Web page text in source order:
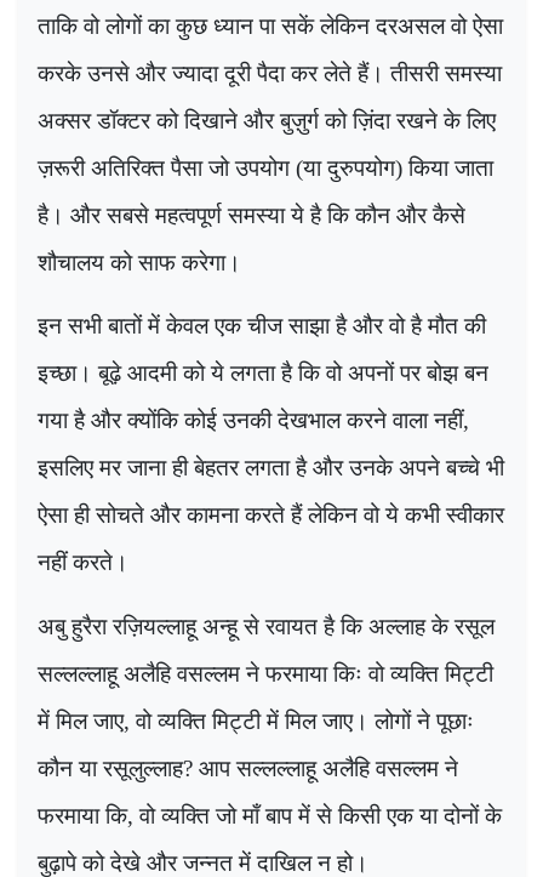
ताकि वो लोगों का कुछ ध्यान पा सकें लेकिन दरअसल वो ऐसा
करके उनसे और ज्यादा दूरी पैदा कर लेते हैं। तीसरी समस्या
अक्सर डॉक्टर को दिखाने और बुज़ुर्ग को ज़िंदा रखने के लिए
ज़रूरी अतिरिक्त पैसा जो उपयोग (या दुरुपयोग) किया जाता
है। और सबसे महत्वपूर्ण समस्या ये है कि कौन और कैसे
शौचालय को साफ करेगा।
इन सभी बातों में केवल एक चीज साझा है और वो है मौत की
इच्छा। बूढ़े आदमी को ये लगता है कि वो अपनों पर बोझ बन
गया है और क्योंकि कोई उनकी देखभाल करने वाला नहीं,
इसलिए मर जाना ही बेहतर लगता है और उनके अपने बच्चे भी
ऐसा ही सोचते और कामना करते हैं लेकिन वो ये कभी स्वीकार
नहीं करते।
अबु हुरैरा रज़ियल्लाहू अन्हू से रवायत है कि अल्लाह के रसूल
सल्लल्लाहू अलैहि वसल्लम ने फरमाया किः वो व्यक्ति मिट्टी
में मिल जाए, वो व्यक्ति मिट्टी में मिल जाए। लोगों ने पूछाः
कौन या रसूलुल्लाह? आप सल्लल्लाहू अलैहि वसल्लम ने
फरमाया कि, वो व्यक्ति जो माँ बाप में से किसी एक या दोनों के
बुढ़ापे को देखे और जन्नत में दाखिल न हो।